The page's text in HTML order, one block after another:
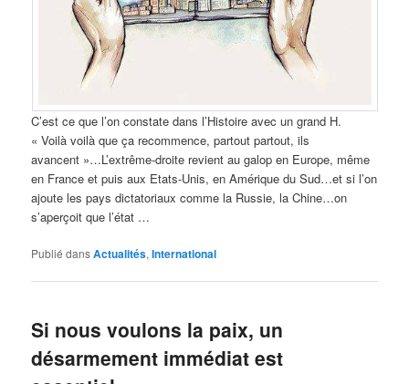
C’est ce que l’on constate dans l’Histoire avec un grand H.
« Voilà voilà que ça recommence, partout partout, ils
avancent »…L’extrême-droite revient au galop en Europe, même
en France et puis aux Etats-Unis, en Amérique du Sud…et si l’on
ajoute les pays dictatoriaux comme la Russie, la Chine…on
s’aperçoit que l’état …
Publié dansActualités,International
Si nous voulons la paix, un
désarmement immédiat est